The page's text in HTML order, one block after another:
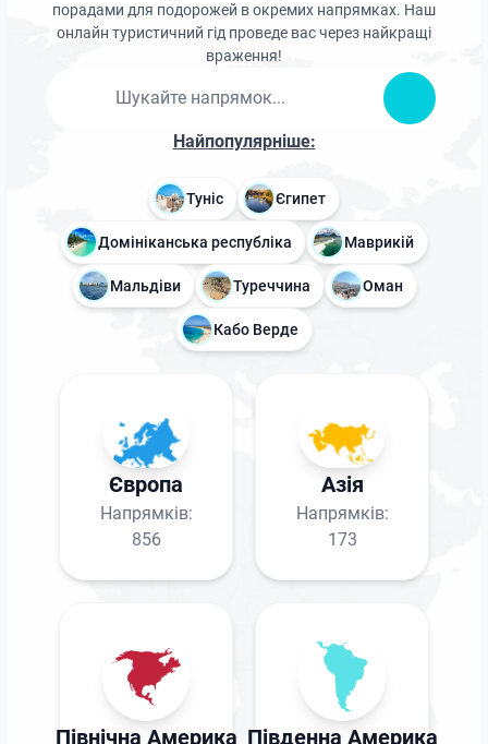
порадами для подорожей в окремих напрямках. Наш
онлайн туристичний гід проведе вас через найкращі
враження!
Найпопулярніше:
Туніс Єгипет
Домініканська республіка Маврикій
Мальдіви Туреччина Оман
Кабо Верде
Європа
Напрямків:
856
Азія
Напрямків:
173
Північна Америка Південна Америка